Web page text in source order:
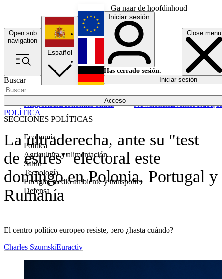
Ga naar de hoofdinhoud
Open sub
navigation
Close menu
Buscar
Acceso
SECCIONES POLÍTICAS
Economía
Política
Agricultura y alimentación
Salud
Tecnología
Energía, medio ambiente y transporte
Defensa
RapporteurEconomíaPolítica NewslettersEventosTrabajos
Español
English
Français
Iniciar sesión
Has cerrado sesión.
Iniciar sesión
La ultraderecha, ante su "test
de estrés" electoral este
domingo en Polonia, Portugal y
Rumanía
El centro político europeo resiste, pero ¿hasta cuándo?
POLÍTICA
Charles SzumskiEuractiv